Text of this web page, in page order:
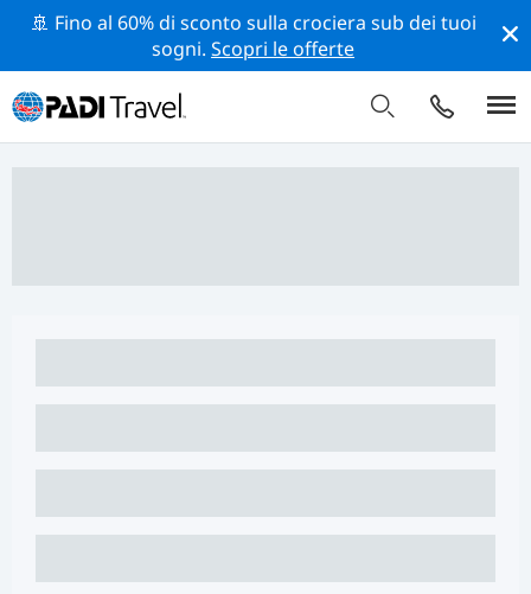
🚢 Fino al 60% di sconto sulla crociera sub dei tuoi
sogni.Scopri le offerte